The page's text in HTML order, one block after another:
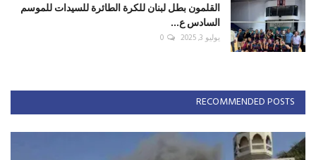
القلمون بطل لبنان للكرة الطائرة للسيدات للموسم
السادس ع...
يوليو 3, 2025 0
RECOMMENDED POSTS